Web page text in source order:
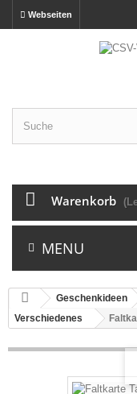
Webseiten
Warenkorb
MENU
Geschenkideen
Verschiedenes